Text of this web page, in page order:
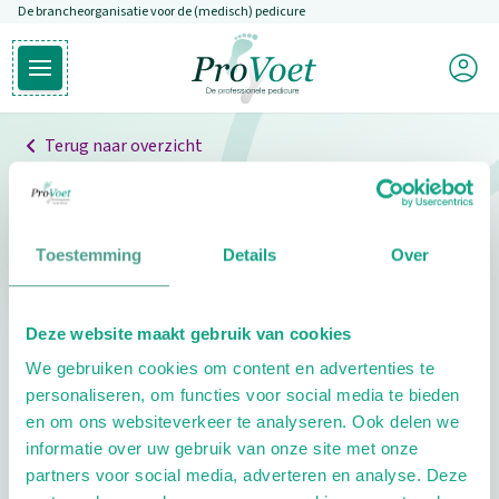
Toestemming Details Over
Deze website maakt gebruik van cookies
We gebruiken cookies om content en advertenties te
personaliseren, om functies voor social media te bieden
en om ons websiteverkeer te analyseren. Ook delen we
informatie over uw gebruik van onze site met onze
partners voor social media, adverteren en analyse. Deze
Overslaan en naar de inhoud gaan
De brancheorganisatie voor de (medisch) pedicure
Open hoofdmenu
Ga naar de homepagina
Mijn
Terug naar overzicht
Professionals
Pedicure niet gevonden
pedicure.